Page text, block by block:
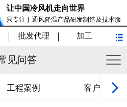
让中国冷风机走向世界
只专注于通风降温产品研发制造及技术服
务
批发代理 加工
见问答
工程案例 客户见证